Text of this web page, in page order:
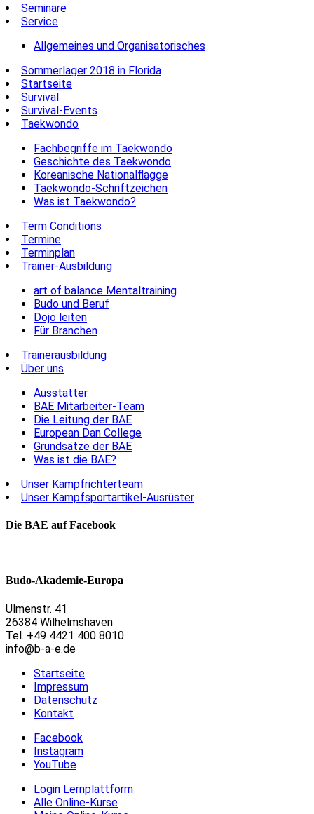
Seminare
Service
Allgemeines und Organisatorisches
Sommerlager 2018 in Florida
Startseite
Survival
Survival-Events
Taekwondo
Fachbegriffe im Taekwondo
Geschichte des Taekwondo
Koreanische Nationalflagge
Taekwondo-Schriftzeichen
Was ist Taekwondo?
Term Conditions
Termine
Terminplan
Trainer-Ausbildung
art of balance Mentaltraining
Budo und Beruf
Dojo leiten
Für Branchen
Trainerausbildung
Über uns
Ausstatter
BAE Mitarbeiter-Team
Die Leitung der BAE
European Dan College
Grundsätze der BAE
Was ist die BAE?
Unser Kampfrichterteam
Unser Kampfsportartikel-Ausrüster
Die BAE auf Facebook
Budo-Akademie-Europa
Ulmenstr. 41
26384 Wilhelmshaven
Tel. +49 4421 400 8010
info@b-a-e.de
Startseite
Impressum
Datenschutz
Kontakt
Facebook
Instagram
YouTube
Login Lernplattform
Alle Online-Kurse